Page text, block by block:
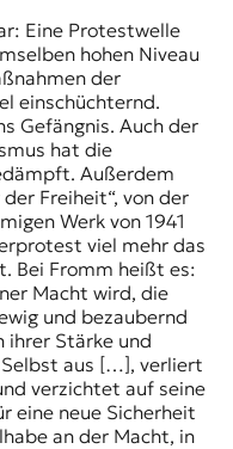
Eine Protestwelle
hohen Niveau
der
einschüchternd.
Gefängnis. Auch der
hat die
Außerdem
Freiheit“, von der
Werk von 1941
viel mehr das
Bei Fromm heißt es:
Macht wird, die
und bezaubernd
ihrer Stärke und
aus […], verliert
verzichtet auf seine
eine neue Sicherheit
an der Macht, in